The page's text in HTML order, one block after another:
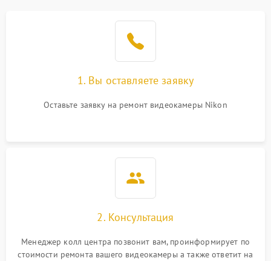
2200 ₽
Не работает стабилизация
2300 ₽ Подробнее →
1. Вы оставляете заявку
Оставьте заявку на ремонт видеокамеры Nikon
2. Консультация
Менеджер колл центра позвонит вам, проинформирует по
стоимости ремонта вашего видеокамеры а также ответит на